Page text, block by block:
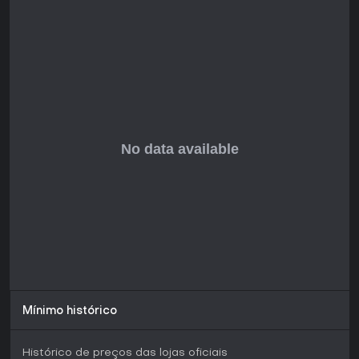
Mínimo histórico
Histórico de preços das lojas oficiais